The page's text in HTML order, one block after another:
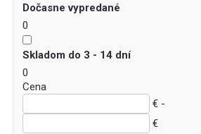
Dočasne vypredané
0
Skladom do 3 - 14 dní
0
Cena
€ -
€